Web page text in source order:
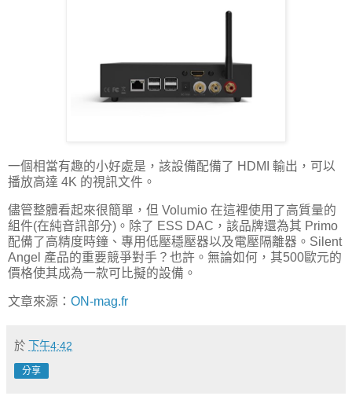
一個相當有趣的小好處是，該設備配備了 HDMI 輸出，可以
播放高達 4K 的視訊文件。
儘管整體看起來很簡單，但 Volumio 在這裡使用了高質量的
組件(在純音訊部分)。除了 ESS DAC，該品牌還為其 Primo
配備了高精度時鐘、專用低壓穩壓器以及電壓隔離器。Silent
Angel 產品的重要競爭對手？也許。無論如何，其500歐元的
價格使其成為一款可比擬的設備。
文章來源： ON-mag.fr
於 下午4:42
分享